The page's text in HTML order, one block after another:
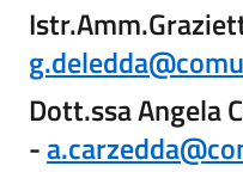
Dott.ssa Angela
-